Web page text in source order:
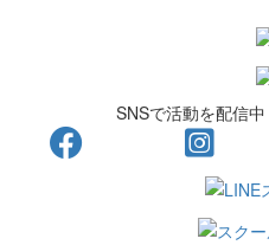
SNSで活動を配信